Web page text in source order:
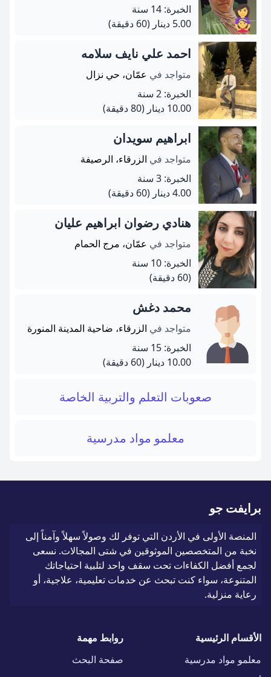
الخبرة: 14 سنة
5.00 دينار
(60 دقيقة)
احمد علي نايف سلامه
متواجد في عمّان، حي نزال
الخبرة: 2 سنة
10.00 دينار
(80 دقيقة)
ابراهيم سويدان
متواجد في الزرقاء، الرصيفة
الخبرة: 3 سنة
4.00 دينار
(60 دقيقة)
هنادي رضوان ابراهيم عليان
متواجد في عمّان، مرج الحمام
الخبرة: 10 سنة
(60 دقيقة)
محمد دغش
متواجد في الزرقاء، ضاحية المدينة المنورة
الخبرة: 15 سنة
10.00 دينار
(60 دقيقة)
صعوبات التعلم والتربية الخاصة
معلمو مواد مدرسية
برايفت جو
المنصة الأولى في الأردن التي توفر لك وصولاً سهلاً وآمناً إلى
نخبة من المتخصصين الموثوقين في شتى المجالات. نسعى
لجمع أفضل الكفاءات تحت سقف واحد لتلبية احتياجاتك
المتنوعة، سواء كنت تبحث عن خدمات تعليمية، علاجية، أو
رعاية منزلية.
الأقسام الرئيسية
معلمو مواد مدرسية
روابط مهمة
صفحة البحث